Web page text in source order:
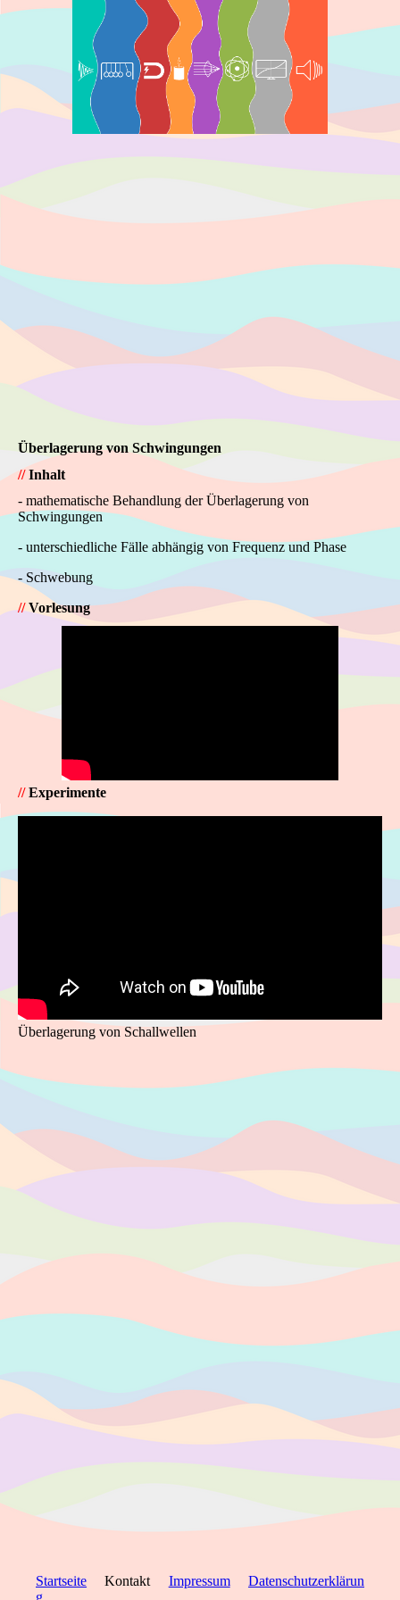
Überlagerung von Schwingungen
//Inhalt
- mathematische Behandlung der Überlagerung von
Schwingungen
- unterschiedliche Fälle abhängig von Frequenz und Phase
- Schwebung
//Vorlesung
//Experimente
Überlagerung von Schallwellen
Startseite Kontakt Impressum
Datenschutzerklärun
g